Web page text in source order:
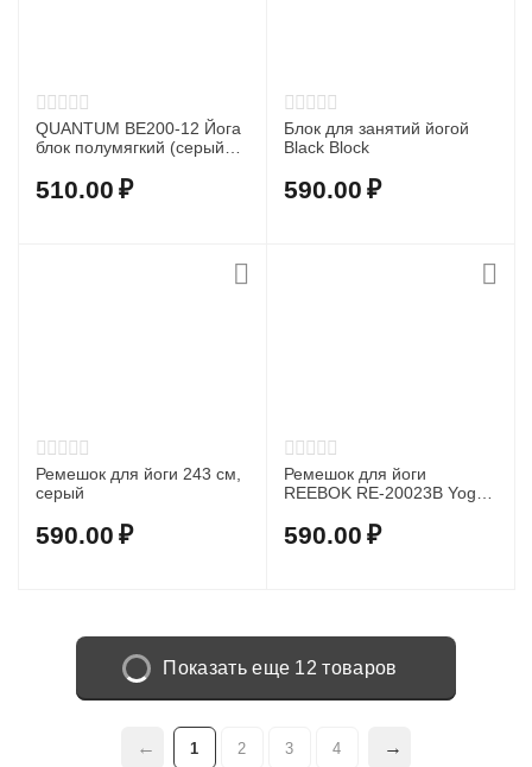
QUANTUM BE200-12 Йога
блок полумягкий (серый
510.00 ₽
Блок для занятий йогой
Black Block
590.00 ₽
Ремешок для йоги 243 см,
серый
590.00 ₽
Ремешок для йоги
REEBOK RE-20023В Yoga
590.00 ₽
Показать еще 12 товаров
1 2 3 4